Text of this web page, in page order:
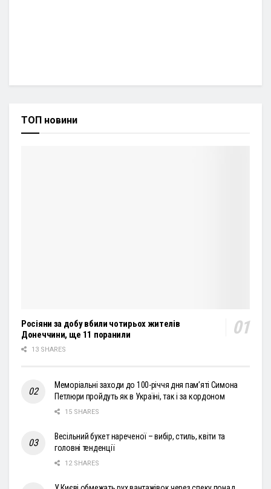
ТОП новини
Росіяни за добу вбили чотирьох жителів
Донеччини, ще 11 поранили
13 SHARES
Меморіальні заходи до 100-річчя дня пам’яті Симона
Петлюри пройдуть як в Україні, так і за кордоном
15 SHARES
Весільний букет нареченої – вибір, стиль, квіти та
головні тенденції
12 SHARES